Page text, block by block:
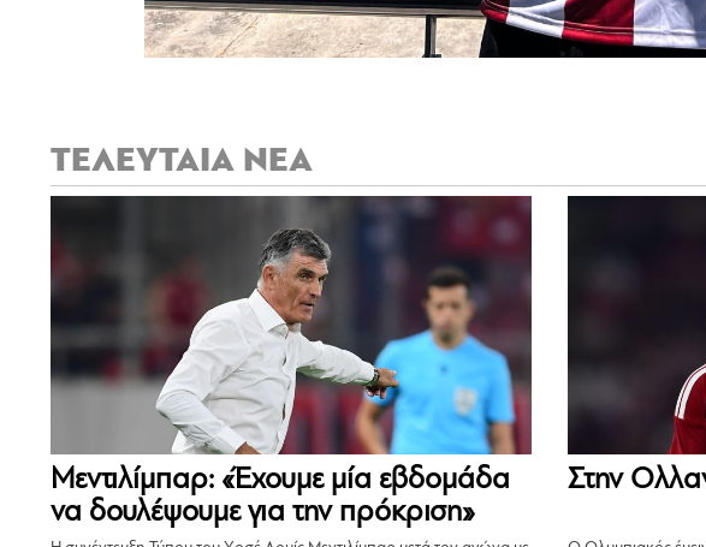
ΤΕΛΕΥΤΑΙΑ ΝΕΑ
Μεντιλίμπαρ: «Έχουμε μία εβδομάδα
να δουλέψουμε για την πρόκριση»
Στην